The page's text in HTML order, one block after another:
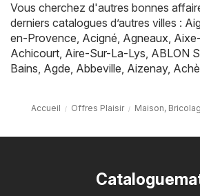
Vous cherchez d'autres bonnes
derniers catalogues d’autres villes :
en-Provence, Acigné, Agneaux,
Achicourt, Aire-Sur-La-Lys, ABLON
Bains, Agde, Abbeville, Aizenay,
Accueil Offres Plaisir Maison,